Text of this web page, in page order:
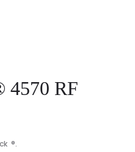
4570 RF
®.